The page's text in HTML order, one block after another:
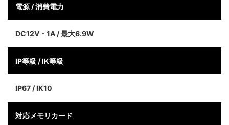
電源 / 消費電力
DC12V・1A / 最大6.9W
IP等級 / IK等級
IP67 / IK10
対応メモリカード